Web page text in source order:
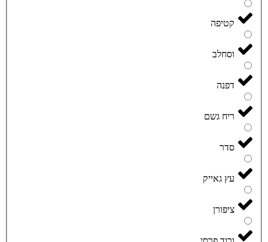
קטיפה
וסחלב
דפנה
ריח גשם
סדר
עץ גאייק
ציפורן